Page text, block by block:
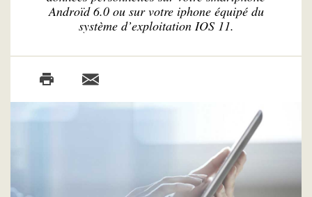
Androïd 6.0 ou sur votre iphone équipé du
système d’exploitation IOS 11.